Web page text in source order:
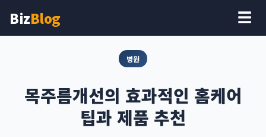
BizBlog ☰
병원
목주름개선의 효과적인 홈케어
팁과 제품 추천